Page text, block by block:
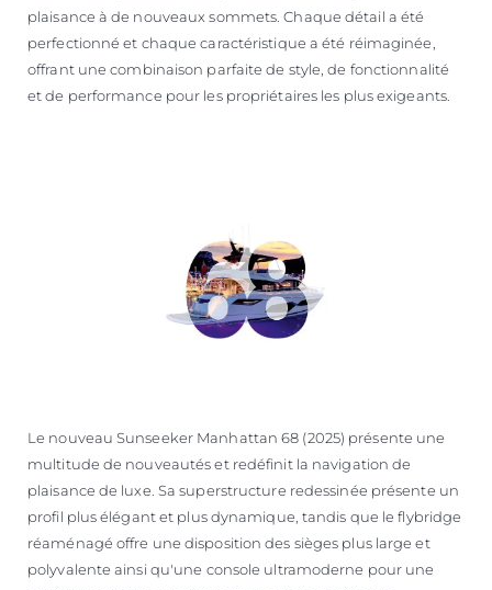
plaisance à de nouveaux sommets. Chaque détail a été
perfectionné et chaque caractéristique a été réimaginée,
offrant une combinaison parfaite de style, de fonctionnalité
et de performance pour les propriétaires les plus exigeants.
Le nouveau Sunseeker Manhattan 68 (2025) présente une
multitude de nouveautés et redéfinit la navigation de
plaisance de luxe. Sa superstructure redessinée présente un
profil plus élégant et plus dynamique, tandis que le flybridge
réaménagé offre une disposition des sièges plus large et
polyvalente ainsi qu'une console ultramoderne pour une